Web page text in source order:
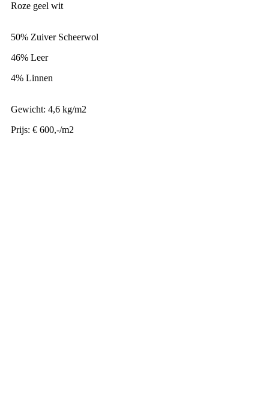
Roze geel wit
50% Zuiver Scheerwol
46% Leer
4% Linnen
Gewicht: 4,6 kg/m2
Prijs: € 600,-/m2